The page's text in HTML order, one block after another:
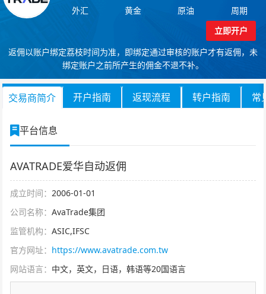
外汇 黄金 原油
周期
立即开户
返佣以账户绑定荔枝时间为准，即绑定通过审核的账户才有返佣，未
绑定账户之前所产生的佣金不退不补。
交易商简介 开户指南 返现流程 转户指南 常
平台信息
AVATRADE爱华自动返佣
成立时间： 2006-01-01
公司名称： AvaTrade集团
监管机构： ASIC,IFSC
官方网址： https://www.avatrade.com.tw
网站语言： 中文，英文，日语，韩语等20国语言